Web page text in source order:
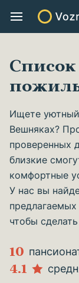
Ищете
Вешняках?
проверенных
близкие
комфортные
У нас вы
чтобы
10
4.1